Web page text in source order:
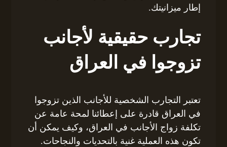
إطار ميزانيتك.
تجارب حقيقية لأجانب
تزوجوا في العراق
تعتبر التجارب الشخصية للأجانب الذين تزوجوا
في العراق قادرة على إعطائنا لمحة عامة عن
تكلفة زواج الأجانب في العراق، وكيف يمكن أن
تكون هذه العملية غنية بالتحديات والنجاحات.